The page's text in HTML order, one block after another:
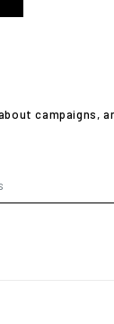
campaigns,